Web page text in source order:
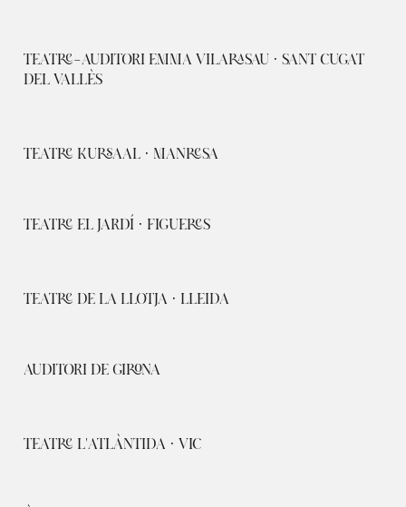
TEATRE-AUDITORI EMMA VILARASAU · SANT CUGAT
DEL VALLÈS
TEATRE KURSAAL · MANRESA
TEATRE EL JARDÍ · FIGUERES
TEATRE DE LA LLOTJA · LLEIDA
AUDITORI DE GIRONA
TEATRE L'ATLÀNTIDA · VIC